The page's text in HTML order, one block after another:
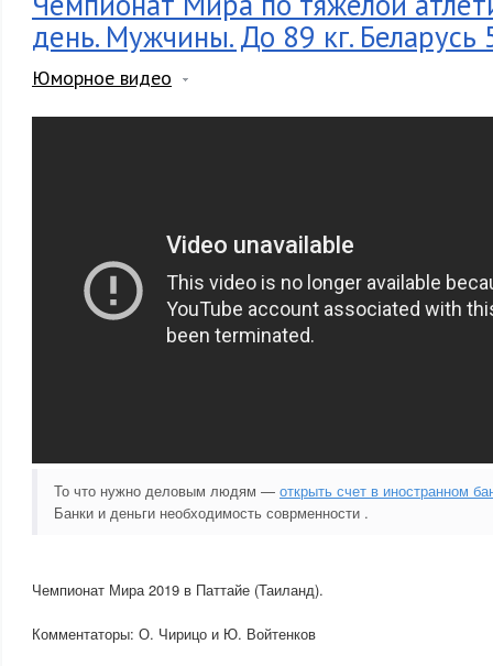
день. Мужчины. До 89 кг. Беларусь
Юморное видео
То что нужно деловым людям — открыть счет в иностранном
Банки и деньги необходимость соврменности .
Чемпионат Мира 2019 в Паттайе (Таиланд).
Комментаторы: О. Чирицо и Ю. Войтенков